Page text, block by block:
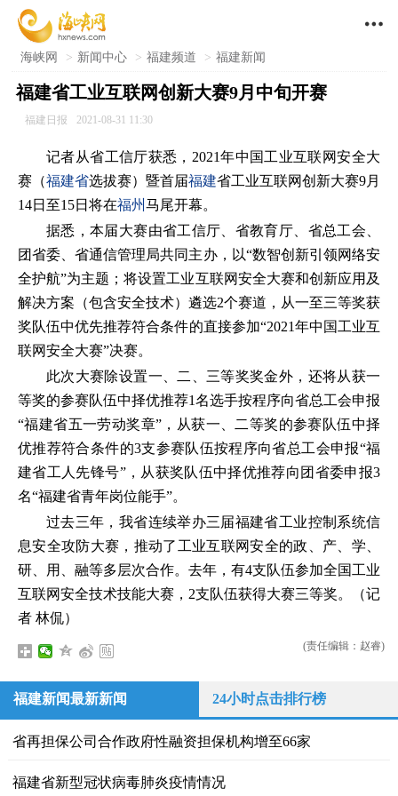

海峡网 > 新闻中心 > 福建频道 > 福建新闻
福建省工业互联网创新大赛9月中旬开赛
福建日报 2021-08-31 11:30
记者从省工信厅获悉，2021年中国工业互联网安全大
赛（福建省选拔赛）暨首届福建省工业互联网创新大赛9月
14日至15日将在福州马尾开幕。
据悉，本届大赛由省工信厅、省教育厅、省总工会、
团省委、省通信管理局共同主办，以“数智创新引领网络安
全护航”为主题；将设置工业互联网安全大赛和创新应用及
解决方案（包含安全技术）遴选2个赛道，从一至三等奖获
奖队伍中优先推荐符合条件的直接参加“2021年中国工业互
联网安全大赛”决赛。
此次大赛除设置一、二、三等奖奖金外，还将从获一
等奖的参赛队伍中择优推荐1名选手按程序向省总工会申报
“福建省五一劳动奖章”，从获一、二等奖的参赛队伍中择
优推荐符合条件的3支参赛队伍按程序向省总工会申报“福
建省工人先锋号”，从获奖队伍中择优推荐向团省委申报3
名“福建省青年岗位能手”。
过去三年，我省连续举办三届福建省工业控制系统信
息安全攻防大赛，推动了工业互联网安全的政、产、学、
研、用、融等多层次合作。去年，有4支队伍参加全国工业
互联网安全技术技能大赛，2支队伍获得大赛三等奖。（记
者 林侃）
(责任编辑：赵睿)
福建新闻最新新闻 24小时点击排行榜
省再担保公司合作政府性融资担保机构增至66家
福建省新型冠状病毒肺炎疫情情况